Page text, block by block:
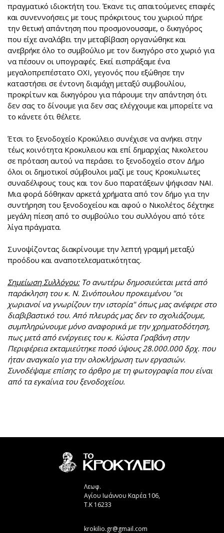
πραγματικό ιδιοκτήτη του. Έκανε τις απαιτούμενες επαφές
και συνεννοήσεις με τους πρόκριτους του χωριού πήρε
την θετική απάντηση που προσμονουσαμε, ο δικηγόρος
που είχε αναλάβει την μεταβίβαση οργανώθηκε και
ανεβρήκε όλο το συμβούλιο με τον δικηγόρο στο χωριό για
να πέσουν οι υπογραφές. Εκεί εισπράξαμε ένα
μεγαλοπρεπέστατο ΟΧΙ, γεγονός που εξώθησε την
καταστήσει σε έντονη διαμάχη μεταξύ συμβουλίου,
προκρίτων και δικηγόρου για πάρουμε την απάντηση ότι
δεν σας το δίνουμε για δεν σας ελέγχουμε και μπορείτε να
το κάνετε ότι θέλετε.
Έτσι το ξενοδοχείο Κροκύλειο συνέχισε να ανήκει στην
τέως κοινότητα Κροκυλειου και επί δημαρχίας Νικολετου
σε πρόταση αυτού να περάσει το ξενοδοχείο στον Δήμο
όλοι οι δημοτικοί σύμβουλοι μαζί με τους Κροκυλιωτες
συναδέλφους τους και τον δυο παρατάξεων ψήφισαν ΝΑΙ.
Μια φορά δόθηκαν αρκετά χρήματα από τον δήμο για την
συντήρηση του ξενοδοχείου και αφού ο Νικολέτος δέχτηκε
μεγάλη πίεση από το συμβούλιο του συλλόγου από τότε
λίγα πράγματα.
Συνοψίζοντας διακρίνουμε την λεπτή γραμμή μεταξύ
προόδου και αναποτελεσματικότητας.
Σημείωση Συλλόγου:Το ανωτέρω δημοσιεύεται μετά από
παράκληση του κ. Ν. Σινόπουλου προκειμένου "οι
χωριανοί να γνωρίζουν την ιστορία" όπως μας ανέφερε στο
διαβιβαστικό του. Από πλευράς μας δεν το σχολιάζουμε,
συμπληρώνουμε μόνο αναφορικά με την χρηματοδότηση,
πως μετά από ενέργειες του κ. Κώστα Γραβάνη στην
Περιφέρεια εκταμιεύτηκε ποσό ύψους 28.000.000 δρχ. που
ήταν αναγκαίο για την ολοκλήρωση των εργασιών.
Συνοδέψαμε επίσης το άρθρο με τη φωτογραφία που είναι
από τα εγκαίνια του ξενοδοχείου.
Λεωφ.
Αγίου Ιωάννου Καρέα 106,
Τ.Κ 16233
krokilio.gr@gmail.com